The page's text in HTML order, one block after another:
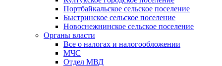
Портбайкальское сельское поселение
Быстринское сельское поселение
Новоснежнинское сельское поселение
Органы власти
Все о налогах и налогообложении
МЧС
Отдел МВД